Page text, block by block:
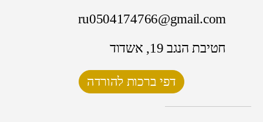
ru0504174766@gmail.com
חטיבת הנגב 19, אשדוד
דפי ברכות להורדה